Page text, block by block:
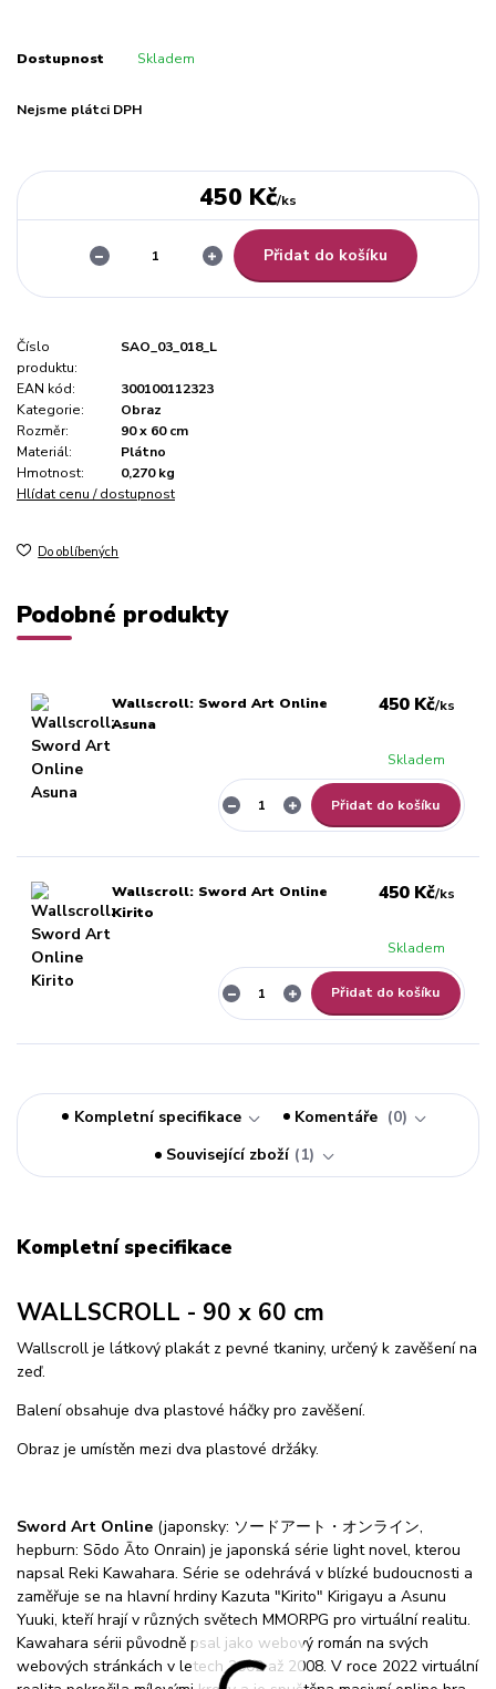
Dostupnost Skladem
Nejsme plátci DPH
450 Kč/ks
Přidat do košíku
Číslo
produktu:
SAO_03_018_L
EAN kód:
300100112323
Kategorie:
Obraz
Rozměr:
90 x 60 cm
Materiál:
Plátno
Hmotnost:
0,270 kg
Hlídat cenu / dostupnost
Do oblíbených
Podobné produkty
Wallscroll: Sword Art Online
Asuna
450 Kč/ks
Skladem
Přidat do košíku
Wallscroll: Sword Art Online
Kirito
450 Kč/ks
Skladem
Přidat do košíku
Kompletní specifikace Komentáře
0
Související zboží
1
Kompletní specifikace
WALLSCROLL - 90 x 60 cm
Wallscroll je látkový plakát z pevné tkaniny, určený k zavěšení na
zeď.
Balení obsahuje dva plastové háčky pro zavěšení.
Obraz je umístěn mezi dva plastové držáky.
Sword Art Online (japonsky: ソードアート・オンライン,
hepburn: Sōdo Āto Onrain) je japonská série light novel, kterou
napsal Reki Kawahara. Série se odehrává v blízké budoucnosti a
zaměřuje se na hlavní hrdiny Kazuta "Kirito" Kirigayu a Asunu
Yuuki, kteří hrají v různých světech MMORPG pro virtuální realitu.
Kawahara sérii původně psal jako webový román na svých
webových stránkách v letech 2002 až 2008. V roce 2022 virtuální